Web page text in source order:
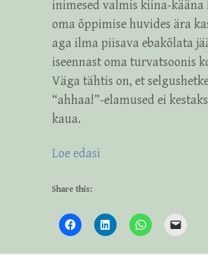
inimesed valmis kiina-
oma õppimise huvides ära
aga ilma piisava ebakõlata
iseennast oma turvatsoonis
Väga tähtis on, et
“ahhaa!”-elamused ei
kaua.
Loe edasi
Share this: